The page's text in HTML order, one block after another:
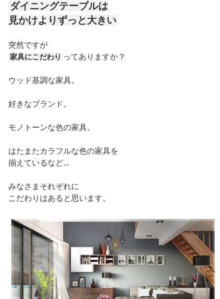
ダイニングテーブルは
見かけよりずっと大きい
突然ですが
家具にこだわり ってありますか？
ウッド基調な家具。
好きなブランド。
モノトーンな色の家具。
はたまたカラフルな色の家具を
揃えているなど...
みなさまそれぞれに
こだわりはあると思います。